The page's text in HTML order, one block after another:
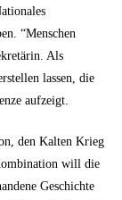
“Menschen
Als
lassen, die
aufzeigt.
den Kalten Krieg
will die
Geschichte